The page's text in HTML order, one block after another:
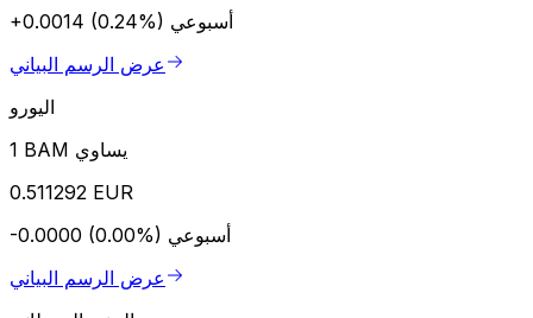
+0.0014 (0.24%) أسبوعي
عرض الرسم البياني
اليورو
1 BAM يساوي
0.511292 EUR
-0.0000 (0.00%) أسبوعي
عرض الرسم البياني